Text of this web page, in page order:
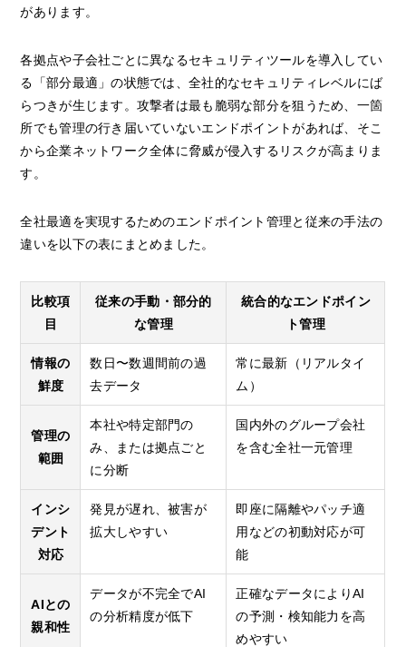
があります。
各拠点や子会社ごとに異なるセキュリティツールを導入してい
る「部分最適」の状態では、全社的なセキュリティレベルにば
らつきが生じます。攻撃者は最も脆弱な部分を狙うため、一箇
所でも管理の行き届いていないエンドポイントがあれば、そこ
から企業ネットワーク全体に脅威が侵入するリスクが高まりま
す。
全社最適を実現するためのエンドポイント管理と従来の手法の
違いを以下の表にまとめました。
比較項
目
従来の手動・部分的
な管理
統合的なエンドポイン
ト管理
情報の
鮮度
数日〜数週間前の過
去データ
常に最新（リアルタイ
ム）
管理の
範囲
本社や特定部門の
み、または拠点ごと
に分断
国内外のグループ会社
を含む全社一元管理
インシ
デント
対応
発見が遅れ、被害が
拡大しやすい
即座に隔離やパッチ適
用などの初動対応が可
能
AIとの
親和性
データが不完全でAI
の分析精度が低下
正確なデータによりAI
の予測・検知能力を高
めやすい